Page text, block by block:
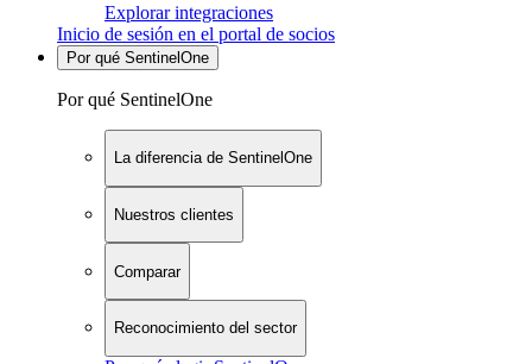
Explorar integraciones
Inicio de sesión en el portal de socios
Por qué SentinelOne
Por qué SentinelOne
La diferencia de SentinelOne
Nuestros clientes
Comparar
Reconocimiento del sector